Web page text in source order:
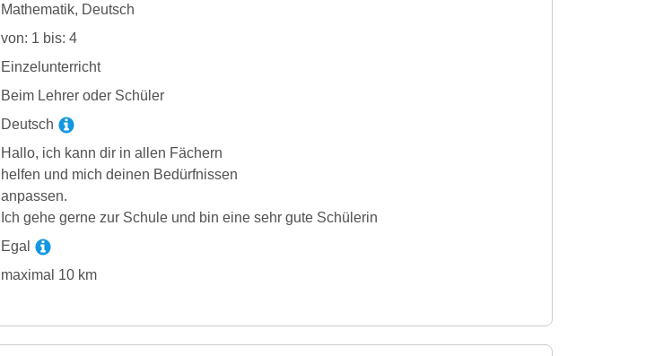
Mathematik, Deutsch
von: 1 bis: 4
Einzelunterricht
Beim Lehrer oder Schüler
Deutsch
Hallo, ich kann dir in allen Fächern
helfen und mich deinen Bedürfnissen
anpassen.
Ich gehe gerne zur Schule und bin eine sehr gute Schülerin
Egal
maximal 10 km